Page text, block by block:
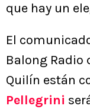
que hay un
El
Balong Radio
Quilín están
Pellegrini